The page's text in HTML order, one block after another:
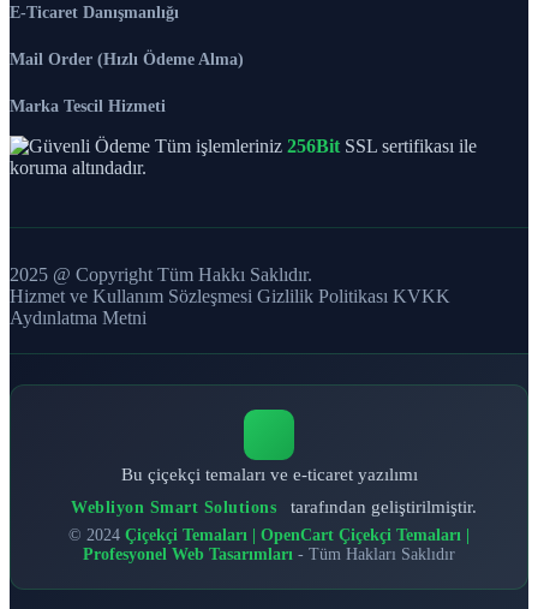
E-Ticaret Danışmanlığı
Mail Order (Hızlı Ödeme Alma)
Marka Tescil Hizmeti
Tüm işlemleriniz 256Bit SSL sertifikası ile
koruma altındadır.
2025 @ Copyright Tüm Hakkı Saklıdır.
Hizmet ve Kullanım Sözleşmesi Gizlilik Politikası KVKK
Aydınlatma Metni
Bu çiçekçi temaları ve e-ticaret yazılımı
Webliyon Smart Solutions tarafından geliştirilmiştir.
© 2024 Çiçekçi Temaları | OpenCart Çiçekçi Temaları |
Profesyonel Web Tasarımları - Tüm Hakları Saklıdır